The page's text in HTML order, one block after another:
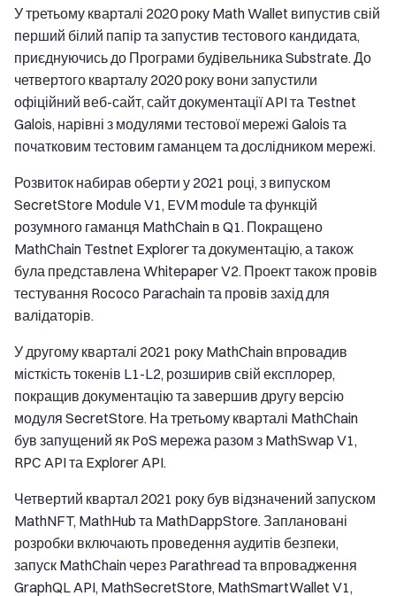
У третьому кварталі 2020 року Math Wallet випустив свій
перший білий папір та запустив тестового кандидата,
приєднуючись до Програми будівельника Substrate. До
четвертого кварталу 2020 року вони запустили
офіційний веб-сайт, сайт документації API та Testnet
Galois, нарівні з модулями тестової мережі Galois та
початковим тестовим гаманцем та дослідником мережі.
Розвиток набирав оберти у 2021 році, з випуском
SecretStore Module V1, EVM module та функцій
розумного гаманця MathChain в Q1. Покращено
MathChain Testnet Explorer та документацію, а також
була представлена Whitepaper V2. Проект також провів
тестування Rococo Parachain та провів захід для
валідаторів.
У другому кварталі 2021 року MathChain впровадив
місткість токенів L1-L2, розширив свій експлорер,
покращив документацію та завершив другу версію
модуля SecretStore. На третьому кварталі MathChain
був запущений як PoS мережа разом з MathSwap V1,
RPC API та Explorer API.
Четвертий квартал 2021 року був відзначений запуском
MathNFT, MathHub та MathDappStore. Заплановані
розробки включають проведення аудитів безпеки,
запуск MathChain через Parathread та впровадження
GraphQL API, MathSecretStore, MathSmartWallet V1,